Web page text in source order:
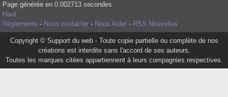
Page générée en 0.002713 secondes
Haut
Règlements - Nous contacter - Nous Aider - RSS Nouvelles
Copyright © Support du web - Toute copie partielle ou complète de nos
créations est interdite sans l'accord de ses auteurs.
Toutes les marques citées appartiennent à leurs compagnies respectives.